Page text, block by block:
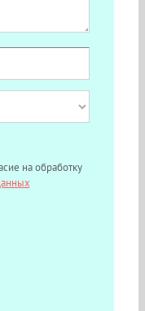
на обработку